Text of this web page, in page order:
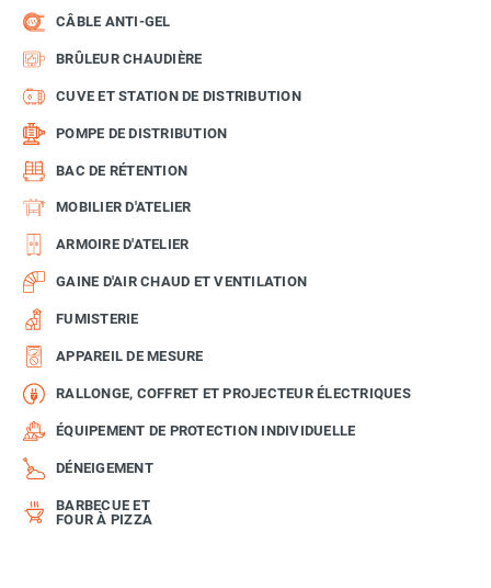
CÂBLE ANTI-GEL
BRÛLEUR CHAUDIÈRE
CUVE ET STATION DE DISTRIBUTION
POMPE DE DISTRIBUTION
BAC DE RÉTENTION
MOBILIER D'ATELIER
ARMOIRE D'ATELIER
GAINE D'AIR CHAUD ET VENTILATION
FUMISTERIE
APPAREIL DE MESURE
RALLONGE, COFFRET ET PROJECTEUR ÉLECTRIQUES
ÉQUIPEMENT DE PROTECTION INDIVIDUELLE
DÉNEIGEMENT
BARBECUE ET
FOUR À PIZZA